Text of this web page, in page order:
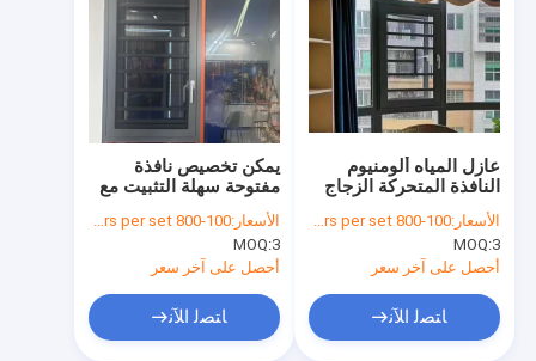
يمكن تخصيص نافذة
مفتوحة سهلة التثبيت مع
ملفات تعزيل
الأسعار:100-800 dollars per set
MOQ:3
أحصل على آخر سعر
ﺎﺘﺼﻟ ﺍﻶﻧ
عازل المياه ألومنيوم
النافذة المتحركة الزجاج
المصفوفة النافذة
المتحركة مفتوحة
الأسعار:100-800 dollars per set
MOQ:3
أحصل على آخر سعر
ﺎﺘﺼﻟ ﺍﻶﻧ